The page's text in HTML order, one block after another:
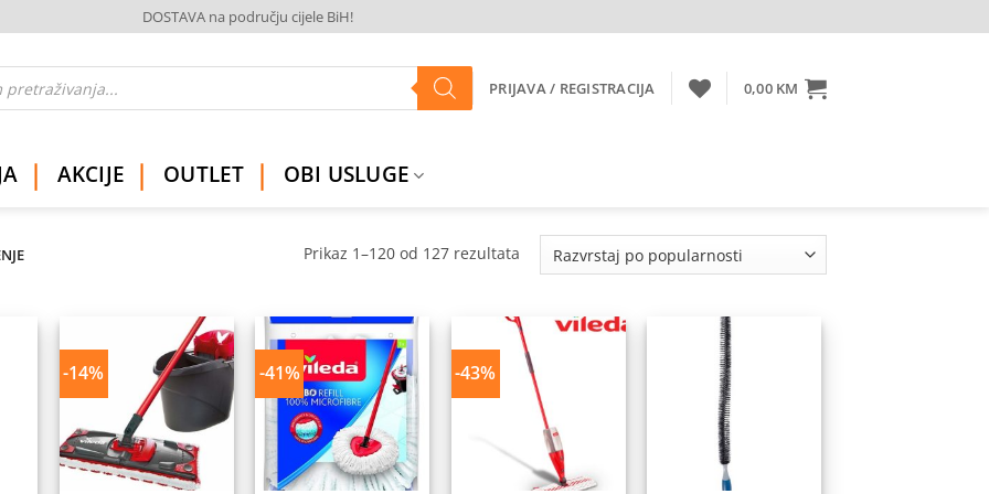
DOSTAVA na području cijele BiH!
PRIJAVA / REGISTRACIJA 0,00 KM
AKCIJE OUTLET OBI USLUGE
Prikaz 1–120 od 127 rezultataSorted
-14%
Dodaj
želja
-41%
Dodaj
na
želja
-43%